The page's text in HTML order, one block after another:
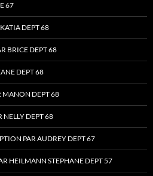
67
DEPT 68
BRICE DEPT 68
DEPT 68
MANON DEPT 68
NELLY DEPT 68
PAR AUDREY DEPT 67
HEILMANN STEPHANE DEPT 57